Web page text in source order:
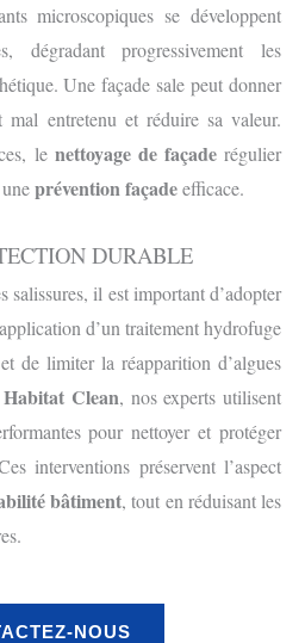
microscopiques se développent
dégradant progressivement les
Une façade sale peut donner
mal entretenu et réduire sa valeur.
le nettoyage de façaderégulier
prévention façadeefficace.
DURABLE
salissures, il est important d’adopter
d’un traitement hydrofuge
de limiter la réapparition d’algues
Habitat Clean, nos experts utilisent
pour nettoyer et protéger
interventions préservent l’aspect
bâtiment, tout en réduisant les
NOUS